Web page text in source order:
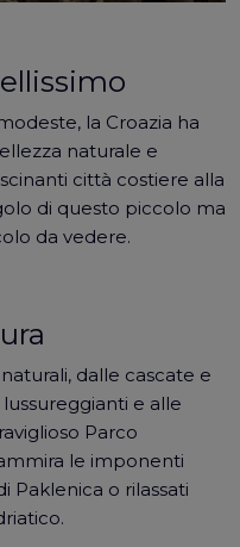
la Croazia ha
naturale e
città costiere alla
di questo piccolo ma
da vedere.
dalle cascate e
e alle
Parco
le imponenti
Paklenica o rilassati